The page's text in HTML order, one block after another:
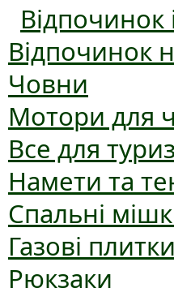
Відпочинок
Відпочинок
Човни
Мотори для
Все для
Намети та
Спальні
Газові плитки
Рюкзаки